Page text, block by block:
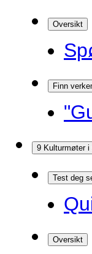
Oversikt
Finn
9 Kulturmøter
Test deg
Oversikt